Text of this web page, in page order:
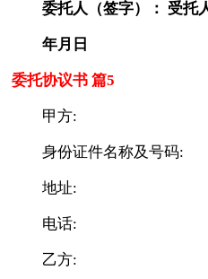
委托人（签字）： 受托
年月日
委托协议书 篇5
甲方:
身份证件名称及号码:
地址:
电话:
乙方: